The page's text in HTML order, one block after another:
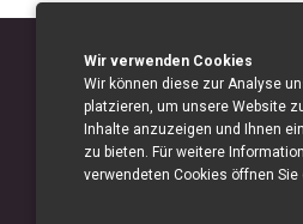
Wir verwenden Cookies
Wir können diese zur Analyse
platzieren, um unsere Website
Inhalte anzuzeigen und Ihnen
zu bieten. Für weitere
verwendeten Cookies öffnen Sie